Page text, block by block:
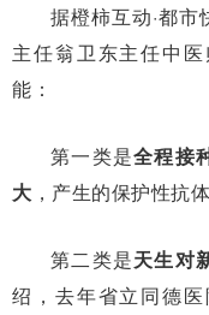
据橙柿互动·都
主任翁卫东主任中
能：
第一类是全程接
大 ，产生的保护性抗
第二类是天生对
绍，去年省立同德